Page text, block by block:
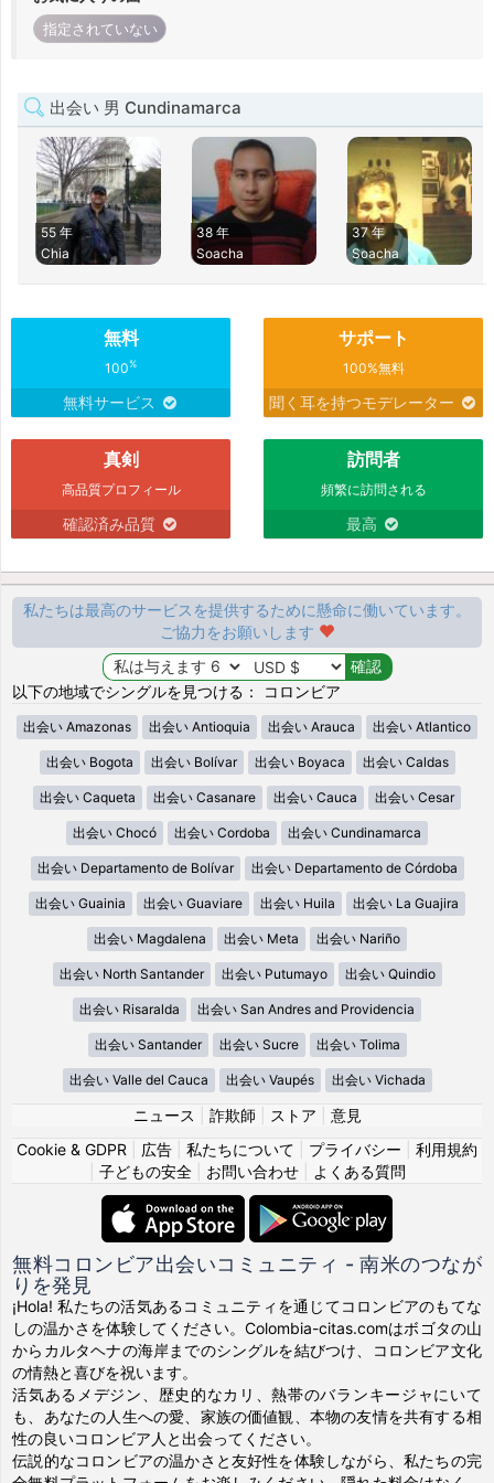
指定されていない
出会い 男 Cundinamarca
55 年
Chia
38 年
Soacha
37 年
Soacha
無料
100%
無料サービス
サポート
100%無料
聞く耳を持つモデレーター
真剣
高品質プロフィール
確認済み品質
訪問者
頻繁に訪問される
最高
私たちは最高のサービスを提供するために懸命に働いています。
ご協力をお願いします
以下の地域でシングルを見つける： コロンビア
出会い Amazonas 出会い Antioquia 出会い Arauca 出会い Atlantico
出会い Bogota 出会い Bolívar 出会い Boyaca 出会い Caldas
出会い Caqueta 出会い Casanare 出会い Cauca 出会い Cesar
出会い Chocó 出会い Cordoba 出会い Cundinamarca
出会い Departamento de Bolívar 出会い Departamento de Córdoba
出会い Guainia 出会い Guaviare 出会い Huila 出会い La Guajira
出会い Magdalena 出会い Meta 出会い Nariño
出会い North Santander 出会い Putumayo 出会い Quindio
出会い Risaralda 出会い San Andres and Providencia
出会い Santander 出会い Sucre 出会い Tolima
出会い Valle del Cauca 出会い Vaupés 出会い Vichada
ニュース 詐欺師 ストア
意見
Cookie & GDPR
広告 私たちについて プライバシー
利用規約
子どもの安全| お問い合わせ| よくある質問
無料コロンビア出会いコミュニティ - 南米のつなが
りを発見
¡Hola! 私たちの活気あるコミュニティを通じてコロンビアのもてな
しの温かさを体験してください。Colombia-citas.comはボゴタの山
からカルタヘナの海岸までのシングルを結びつけ、コロンビア文化
の情熱と喜びを祝います。
活気あるメデジン、歴史的なカリ、熱帯のバランキージャにいて
も、あなたの人生への愛、家族の価値観、本物の友情を共有する相
性の良いコロンビア人と出会ってください。
伝説的なコロンビアの温かさと友好性を体験しながら、私たちの完